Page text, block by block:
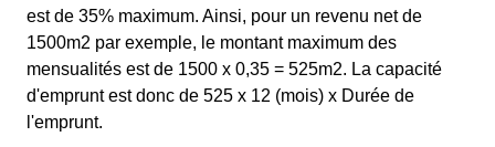
est de 35% maximum. Ainsi, pour un revenu net de
1500m2 par exemple, le montant maximum des
mensualités est de 1500 x 0,35 = 525m2. La capacité
d'emprunt est donc de 525 x 12 (mois) x Durée de
l'emprunt.